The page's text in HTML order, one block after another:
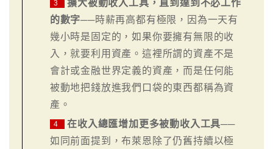
3
擴大被動收入工具，直到達到不必工作
的數字──時薪再高都有極限，因為一天有
幾小時是固定的，如果你要擁有無限的收
入，就要利用資產。這裡所謂的資產不是
會計或金融世界定義的資產，而是任何能
被動地把錢放進我們口袋的東西都稱為資
產。
4 在收入總匯增加更多被動收入工具──
如同前面提到，布萊恩除了仍舊持續以極